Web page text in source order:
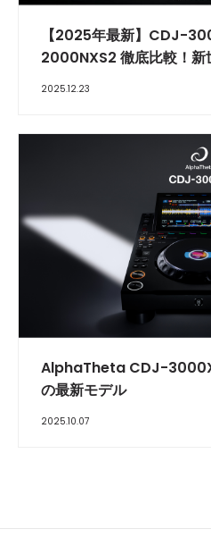
【2025年最新】CDJ-
2000NXS2 徹底比較！新
2025.12.23
​AlphaTheta CDJ-3000X
の最新モデル
2025.10.07